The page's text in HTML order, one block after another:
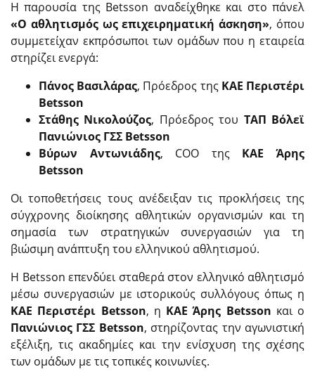
Η παρουσία της Betsson αναδείχθηκε και στο πάνελ
«Ο αθλητισμός ως επιχειρηματική άσκηση», όπου
συμμετείχαν εκπρόσωποι των ομάδων που η εταιρεία
στηρίζει ενεργά:
Πάνος Βασιλάρας, Πρόεδρος της ΚΑΕ Περιστέρι
Betsson
Στάθης Νικολούζος, Πρόεδρος του ΤΑΠ Βόλεϊ
Πανιώνιος ΓΣΣ Betsson
Βύρων Αντωνιάδης, COO της ΚΑΕ Άρης
Betsson
Οι τοποθετήσεις τους ανέδειξαν τις προκλήσεις της
σύγχρονης διοίκησης αθλητικών οργανισμών και τη
σημασία των στρατηγικών συνεργασιών για τη
βιώσιμη ανάπτυξη του ελληνικού αθλητισμού.
Η Betsson επενδύει σταθερά στον ελληνικό αθλητισμό
μέσω συνεργασιών με ιστορικούς συλλόγους όπως η
ΚΑΕ Περιστέρι Betsson, η ΚΑΕ Άρης Betsson και ο
Πανιώνιος ΓΣΣ Betsson, στηρίζοντας την αγωνιστική
εξέλιξη, τις ακαδημίες και την ενίσχυση της σχέσης
των ομάδων με τις τοπικές κοινωνίες.